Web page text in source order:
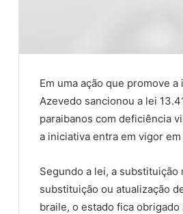
Em uma ação que promove
Azevedo sancionou a lei
paraibanos com deficiência
a iniciativa entra em vigor em
Segundo a lei, a
substituição ou atualização
braile, o estado fica